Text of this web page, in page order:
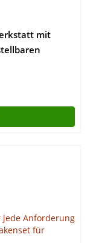
mit
120 cm breit,
TÜV geprüft